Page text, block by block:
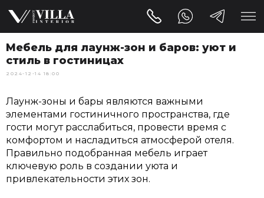
Мебель для лаунж-зон и баров: уют и
стиль в гостиницах
2024-12-14 18:00
Лаунж-зоны и бары являются важными
элементами гостиничного пространства, где
гости могут расслабиться, провести время с
комфортом и насладиться атмосферой отеля.
Правильно подобранная мебель играет
ключевую роль в создании уюта и
привлекательности этих зон.